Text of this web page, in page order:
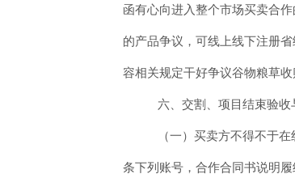
函有心向进入整个市场买卖合
的产品争议，可线上线下注册
容相关规定干好争议谷物粮草收
六、交割、项目结束验收
（一）买卖方不得不于
条下列账号，合作合同书说明